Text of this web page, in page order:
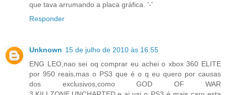
que tava arrumando a placa gráfica. '-'
Responder
Unknown 15 de julho de 2010 às 16:55
ENG LEO,nao sei oq comprar eu achei o xbox 360 ELITE
por 950 reais,mas o PS3 que é o q eu quero por causas
dos exclusivos,como GOD OF WAR